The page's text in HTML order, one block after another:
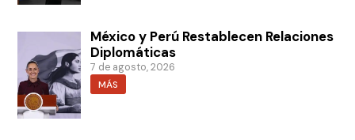
México y Perú Restablecen Relaciones
Diplomáticas
7 de agosto, 2026
MÁS